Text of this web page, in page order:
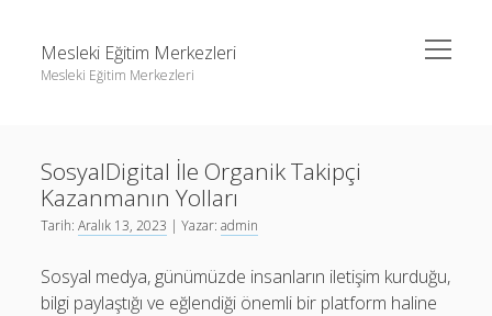
Mesleki Eğitim Merkezleri
Mesleki Eğitim Merkezleri
menüyü
aç
Liste
Sayfa Listesi
Twitter Gizli Hesaba Nasıl Bakılır
Igtv Yorum Yükseltme Hilesi
Sayfa Listesi
SosyalDigital İle Organik Takipçi
Kazanmanın Yolları
Tarih:Aralık 13, 2023 | Yazar:admin
Sosyal medya, günümüzde insanların iletişim kurduğu,
bilgi paylaştığı ve eğlendiği önemli bir platform haline